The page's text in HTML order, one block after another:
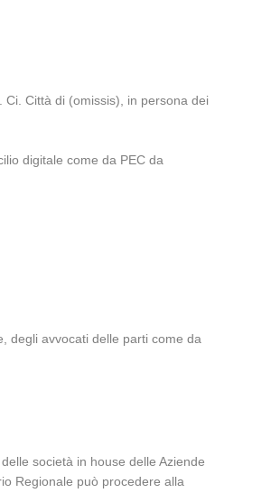
Ci. Città di (omissis), in persona dei
digitale come da PEC da
degli avvocati delle parti come da
società in house delle Aziende
Regionale può procedere alla